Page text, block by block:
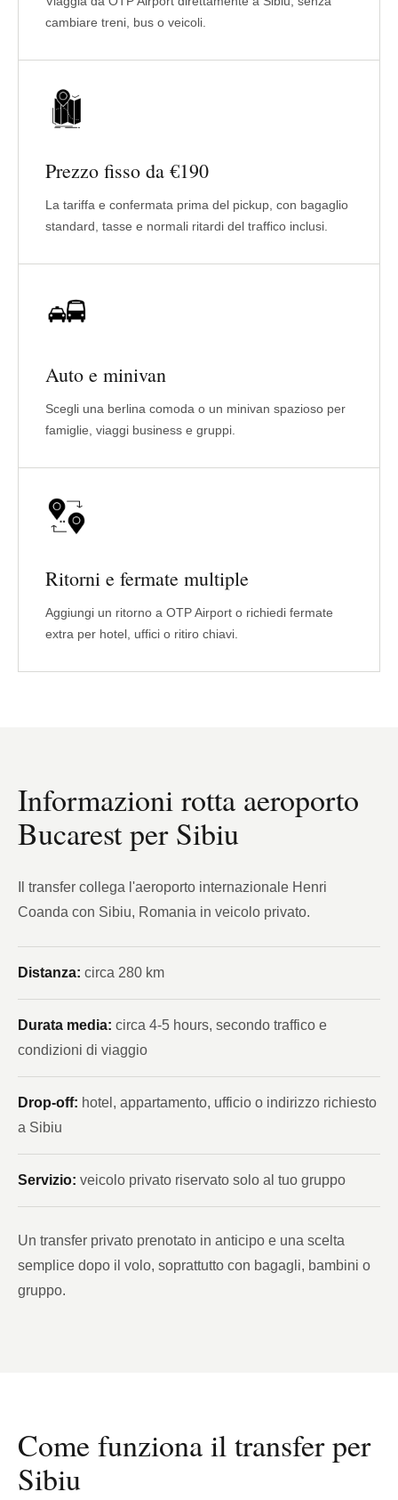
cambiare treni, bus o veicoli.
Prezzo fisso da €190
La tariffa e confermata prima del pickup, con bagaglio
standard, tasse e normali ritardi del traffico inclusi.
Auto e minivan
Scegli una berlina comoda o un minivan spazioso per
famiglie, viaggi business e gruppi.
Ritorni e fermate multiple
Aggiungi un ritorno a OTP Airport o richiedi fermate
extra per hotel, uffici o ritiro chiavi.
Informazioni rotta aeroporto
Bucarest per Sibiu
Il transfer collega l'aeroporto internazionale Henri
Coanda con Sibiu, Romania in veicolo privato.
Distanza: circa 280 km
Durata media: circa 4-5 hours, secondo traffico e
condizioni di viaggio
Drop-off: hotel, appartamento, ufficio o indirizzo richiesto
a Sibiu
Servizio: veicolo privato riservato solo al tuo gruppo
Un transfer privato prenotato in anticipo e una scelta
semplice dopo il volo, soprattutto con bagagli, bambini o
gruppo.
Come funziona il transfer per
Sibiu